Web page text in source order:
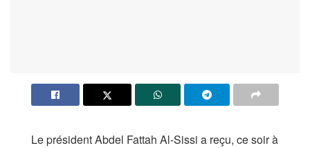
Le président Abdel Fattah Al-Sissi a reçu, ce soir à